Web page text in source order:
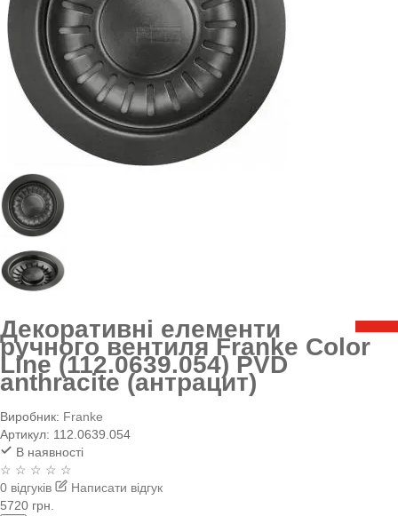
Декоративні елементи
ручного вентиля Franke Color
Line (112.0639.054) PVD
anthracite (антрацит)
Виробник: Franke
Артикул: 112.0639.054
В наявності
☆ ☆ ☆ ☆ ☆
0 відгуків
Написати відгук
5720 грн.